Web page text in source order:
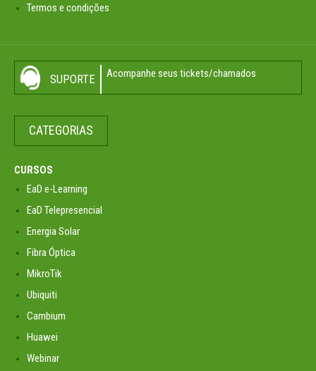
Termos e condições
SUPORTE Acompanhe seus tickets/chamados
CATEGORIAS
CURSOS
EaD e-Learning
EaD Telepresencial
Energia Solar
Fibra Óptica
MikroTik
Ubiquiti
Cambium
Huawei
Webinar